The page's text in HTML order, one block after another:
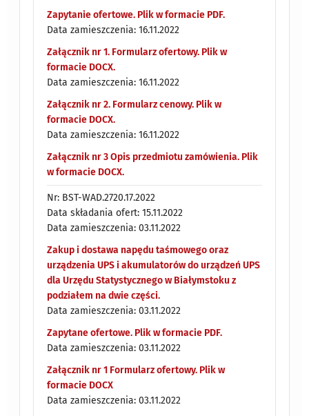
Zapytanie ofertowe. Plik w formacie PDF.
Data zamieszczenia: 16.11.2022
Załącznik nr 1. Formularz ofertowy. Plik w
formacie DOCX.
Data zamieszczenia: 16.11.2022
Załącznik nr 2. Formularz cenowy. Plik w
formacie DOCX.
Data zamieszczenia: 16.11.2022
Załącznik nr 3 Opis przedmiotu zamówienia. Plik
w formacie DOCX.
Nr: BST-WAD.2720.17.2022
Data składania ofert: 15.11.2022
Data zamieszczenia: 03.11.2022
Zakup i dostawa napędu taśmowego oraz
urządzenia UPS i akumulatorów do urządzeń UPS
dla Urzędu Statystycznego w Białymstoku z
podziałem na dwie części.
Data zamieszczenia: 03.11.2022
Zapytane ofertowe. Plik w formacie PDF.
Data zamieszczenia: 03.11.2022
Załącznik nr 1 Formularz ofertowy. Plik w
formacie DOCX
Data zamieszczenia: 03.11.2022